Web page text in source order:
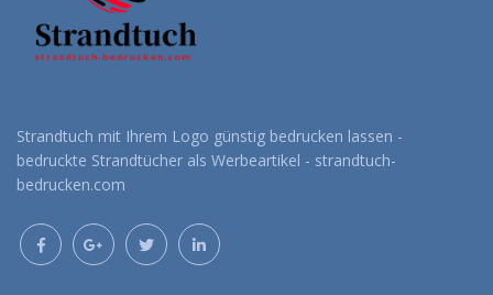
Strandtuch mit Ihrem Logo günstig bedrucken lassen -
bedruckte Strandtücher als Werbeartikel - strandtuch-
bedrucken.com